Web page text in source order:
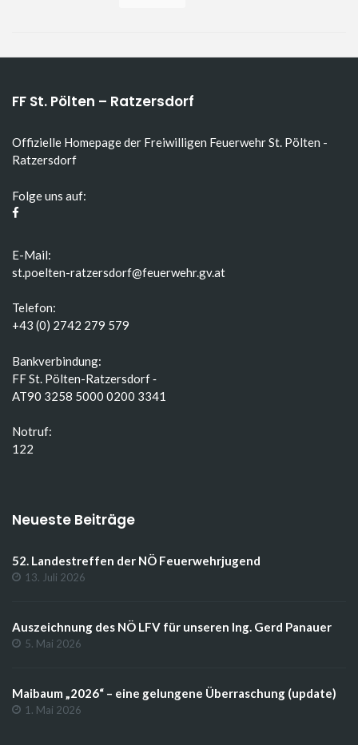
FF St. Pölten – Ratzersdorf
Offizielle Homepage der Freiwilligen Feuerwehr St. Pölten -
Ratzersdorf
Folge uns auf:
E-Mail:
st.poelten-ratzersdorf@feuerwehr.gv.at
Telefon:
+43 (0) 2742 279 579
Bankverbindung:
FF St. Pölten-Ratzersdorf ‑
AT90 3258 5000 0200 3341
Notruf:
122
Neueste Beiträge
52. Landestreffen der NÖ Feuerwehrjugend
13. Juli 2026
Auszeichnung des NÖ LFV für unseren Ing. Gerd Panauer
5. Mai 2026
Maibaum „2026“ – eine gelungene Überraschung (update)
1. Mai 2026